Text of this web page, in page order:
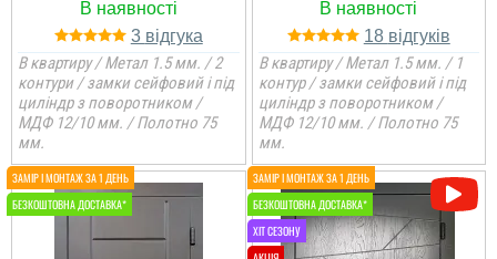
3
В квартиру / Метал 1.5 мм. / 2
контури / замки сейфовий і під
циліндр з поворотником /
МДФ 12/10 мм. / Полотно 75
мм.
18
В квартиру / Метал 1.5 мм. / 1
контур / замки сейфовий і під
циліндр з поворотником /
МДФ 12/10 мм. / Полотно 75
мм.